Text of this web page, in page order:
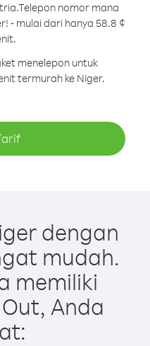
Telepon nomor mana
- mulai dari hanya 58.8 ¢
menelepon untuk
termurah ke Niger.
dengan
mudah.
memiliki
Anda